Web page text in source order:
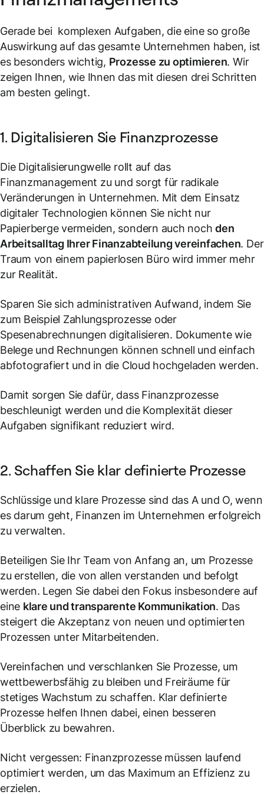
Gerade bei komplexen Aufgaben, die eine so große
Auswirkung auf das gesamte Unternehmen haben, ist
es besonders wichtig, Prozesse zu optimieren. Wir
zeigen Ihnen, wie Ihnen das mit diesen drei Schritten
am besten gelingt.
1. Digitalisieren Sie Finanzprozesse
Die Digitalisierungwelle rollt auf das
Finanzmanagement zu und sorgt für radikale
Veränderungen in Unternehmen. Mit dem Einsatz
digitaler Technologien können Sie nicht nur
Papierberge vermeiden, sondern auch nochden
Arbeitsalltag Ihrer Finanzabteilung vereinfachen. Der
Traum von einem papierlosen Büro wird immer mehr
zur Realität.
Sparen Sie sich administrativen Aufwand, indem Sie
zum Beispiel Zahlungsprozesse oder
Spesenabrechnungen digitalisieren. Dokumente wie
Belege und Rechnungen können schnell und einfach
abfotografiert und in die Cloud hochgeladen werden.
Damit sorgen Sie dafür, dass Finanzprozesse
beschleunigt werden und die Komplexität dieser
Aufgaben signifikant reduziert wird.
2. Schaffen Sie klar definierte Prozesse
Schlüssige und klare Prozesse sind das A und O, wenn
es darum geht, Finanzen im Unternehmen erfolgreich
zu verwalten.
Beteiligen Sie Ihr Team von Anfang an, um Prozesse
zu erstellen, die von allen verstanden und befolgt
werden. Legen Sie dabei den Fokus insbesondere auf
eine klare und transparente Kommunikation. Das
steigert die Akzeptanz von neuen und optimierten
Prozessen unter Mitarbeitenden.
Vereinfachen und verschlanken Sie Prozesse, um
wettbewerbsfähig zu bleiben und Freiräume für
stetiges Wachstum zu schaffen. Klar definierte
Prozesse helfen Ihnen dabei, einen besseren
Überblick zu bewahren.
Nicht vergessen: Finanzprozesse müssen laufend
optimiert werden, um das Maximum an Effizienz zu
erzielen.